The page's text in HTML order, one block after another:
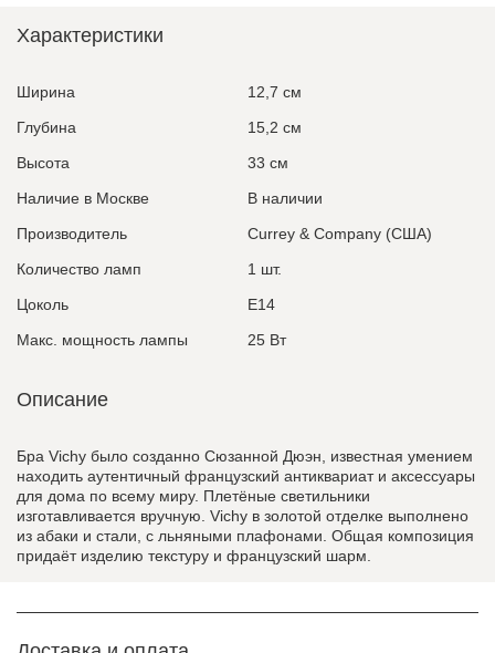
Характеристики
Ширина
12,7 см
Глубина
15,2 см
Высота
33 см
Наличие в Москве
В наличии
Производитель
Currey & Company (США)
Количество ламп
1 шт.
Цоколь
E14
Макс. мощность лампы
25 Вт
Описание
Бра Vichy было созданно Сюзанной Дюэн, известная умением
находить аутентичный французский антиквариат и аксессуары
для дома по всему миру. Плетёные светильники
изготавливается вручную. Vichy в золотой отделке выполнено
из абаки и стали, с льняными плафонами. Общая композиция
придаёт изделию текстуру и французский шарм.